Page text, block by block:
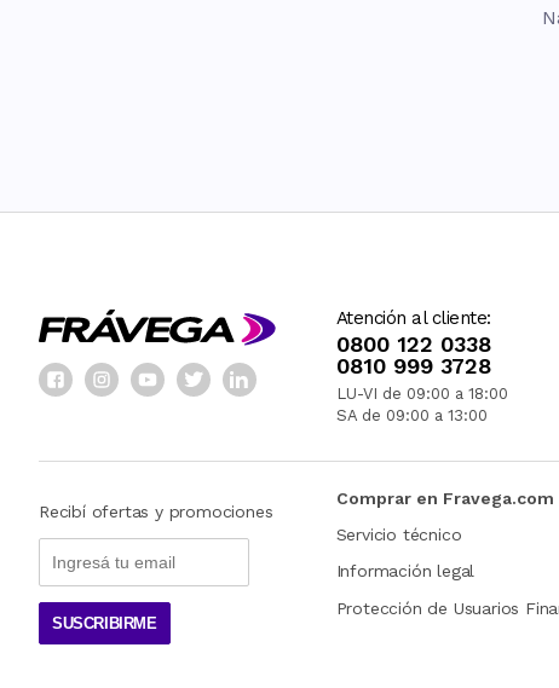
Atención al cliente:
0800 122 0338
0810 999 3728
LU-VI de 09:00 a 18:00
SA de 09:00 a 13:00
Recibí ofertas y promociones
SUSCRIBIRME
Comprar en Fravega.com
Servicio técnico
Información legal
Protección de Usuarios